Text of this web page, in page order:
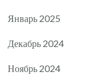
Январь 2025
Декабрь 2024
Ноябрь 2024